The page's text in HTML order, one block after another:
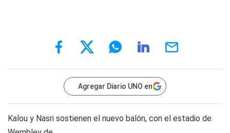
Agregar Diario UNO en
Kalou y Nasri sostienen el nuevo balón, con el estadio de